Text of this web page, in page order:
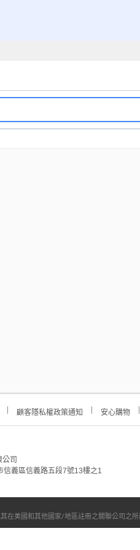
顧客隱私權政策通知 安心購物
司
信義區信義路五段7號13樓之1
在美國和其他國家/地區註冊之關聯公司之所